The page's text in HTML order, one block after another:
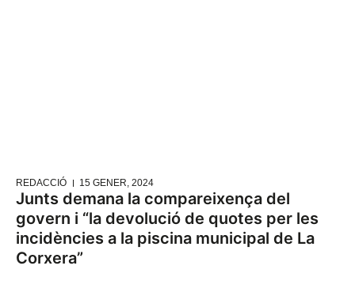
REDACCIÓ 15 GENER, 2024
Junts demana la compareixença del
govern i “la devolució de quotes per les
incidències a la piscina municipal de La
Corxera”